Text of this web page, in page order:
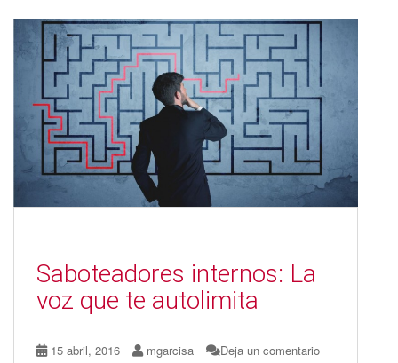
b
o
o
k
d
o
n
l p
ar
ti
r
Saboteadores internos: La
voz que te autolimita
15 abril, 2016 mgarcisa Deja un comentario